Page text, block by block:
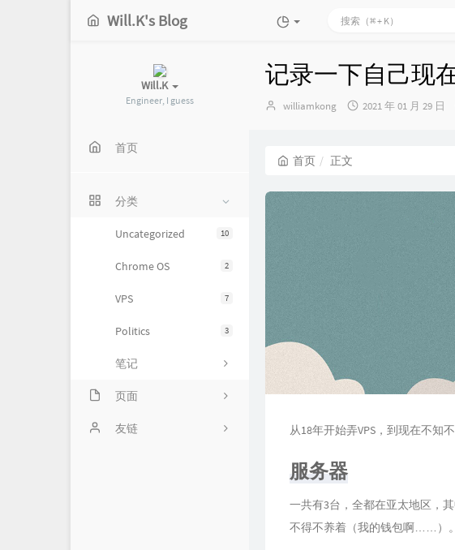
Will.K's Blog
Will.K
Engineer, I guess
首页
分类
10
Uncategorized
2
Chrome OS
7
VPS
3
Politics
笔记
页面
隐私政策
友链
记录一下自己现
博
williamkong
发
2021 年 01 月 29 日
首页 正文
从18年开始弄VPS，到现在不知
服务器
一共有3台，全都在亚太地区，
不得不养着（我的钱包啊……）。